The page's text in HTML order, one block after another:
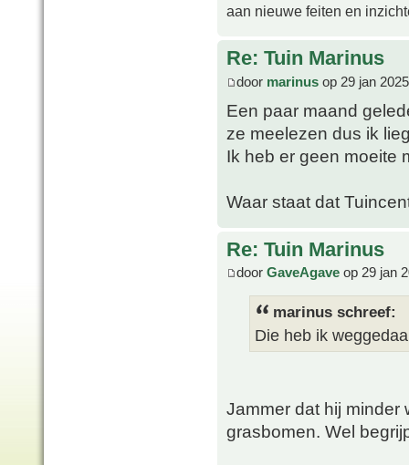
aan nieuwe feiten en
Re: Tuin Marinus
door marinus op 29 jan
Een paar maand
ze meelezen dus ik
Ik heb er geen moeite
Waar staat dat
Re: Tuin Marinus
door GaveAgave op 29 jan
marinus schreef:
Die heb ik
Jammer dat hij minder
grasbomen. Wel